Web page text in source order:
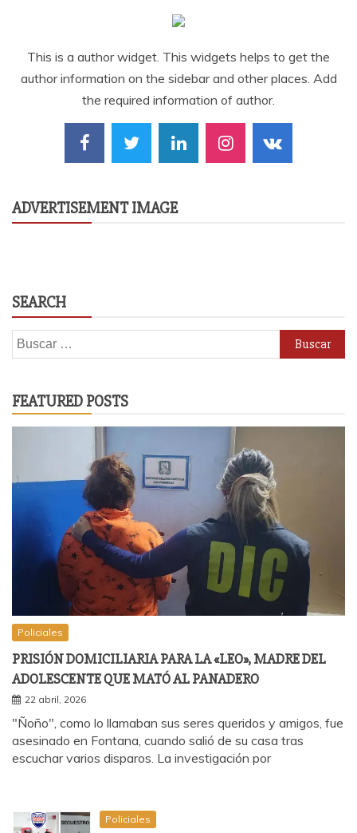
This is a author widget. This widgets helps to get the
author information on the sidebar and other places. Add
the required information of author.
ADVERTISEMENT IMAGE
SEARCH
Buscar:
FEATURED POSTS
Policiales
PRISIÓN DOMICILIARIA PARA LA «LEO», MADRE DEL
ADOLESCENTE QUE MATÓ AL PANADERO
22 abril, 2026
"Ñoño", como lo llamaban sus seres queridos y amigos, fue
asesinado en Fontana, cuando salió de su casa tras
escuchar varios disparos. La investigación por
Policiales